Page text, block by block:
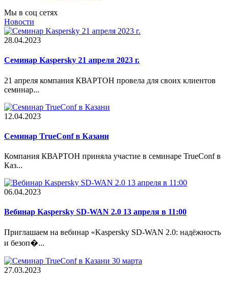
Мы в соц сетях
Новости
28.04.2023
Семинар Kaspersky 21 апреля 2023 г.
21 апреля компания КВАРТОН провела для своих клиентов
семинар...
12.04.2023
Cеминар TrueConf в Казани
Компания КВАРТОН приняла участие в семинаре TrueConf в
Каз...
06.04.2023
Вебинар Kaspersky SD-WAN 2.0 13 апреля в 11:00
Приглашаем на вебинар «Kaspersky SD-WAN 2.0: надёжность
и безоп�...
27.03.2023